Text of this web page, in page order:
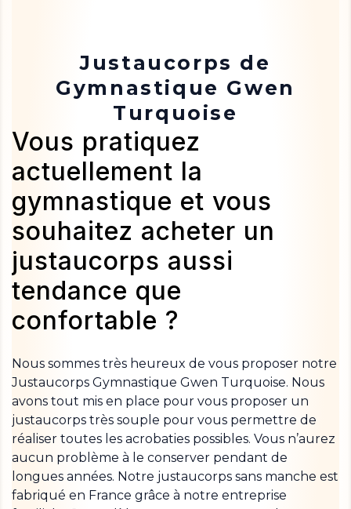
Justaucorps de
Gymnastique Gwen
Turquoise
Vous pratiquez
actuellement la
gymnastique et vous
souhaitez acheter un
justaucorps aussi
tendance que
confortable ?
Nous sommes très heureux de vous proposer notre
Justaucorps Gymnastique Gwen Turquoise. Nous
avons tout mis en place pour vous proposer un
justaucorps très souple pour vous permettre de
réaliser toutes les acrobaties possibles. Vous n’aurez
aucun problème à le conserver pendant de
longues années. Notre justaucorps sans manche est
fabriqué en France grâce à notre entreprise